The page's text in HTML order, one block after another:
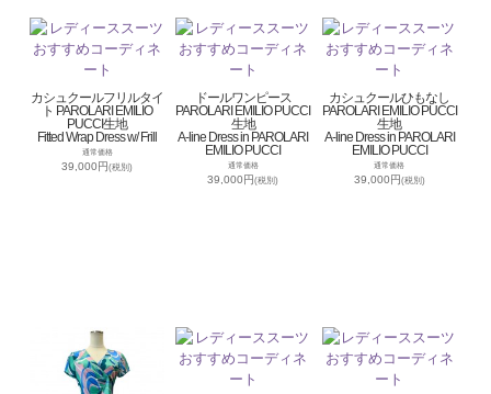
カシュクールフリルタイ
ト PAROLARI EMILIO
PUCCI生地
Fitted Wrap Dress w/ Frill
通常価格
39,000円(税別)
ドールワンピース
PAROLARI EMILIO PUCCI
生地
A-line Dress in PAROLARI
EMILIO PUCCI
通常価格
39,000円(税別)
カシュクールひもなし
PAROLARI EMILIO PUCCI
生地
A-line Dress in PAROLARI
EMILIO PUCCI
通常価格
39,000円(税別)